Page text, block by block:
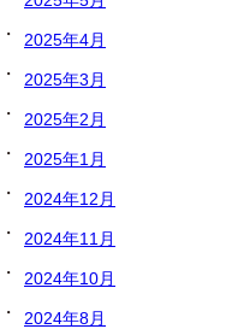
2025年4月
2025年3月
2025年2月
2025年1月
2024年12月
2024年11月
2024年10月
2024年8月